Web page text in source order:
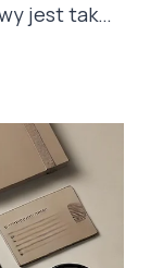
jest tak…